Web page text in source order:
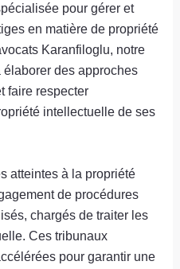
pour gérer et
en matière de propriété
Karanfiloglu, notre
des approches
faire respecter
intellectuelle de ses
atteintes à la propriété
de procédures
chargés de traiter les
Ces tribunaux
pour garantir une